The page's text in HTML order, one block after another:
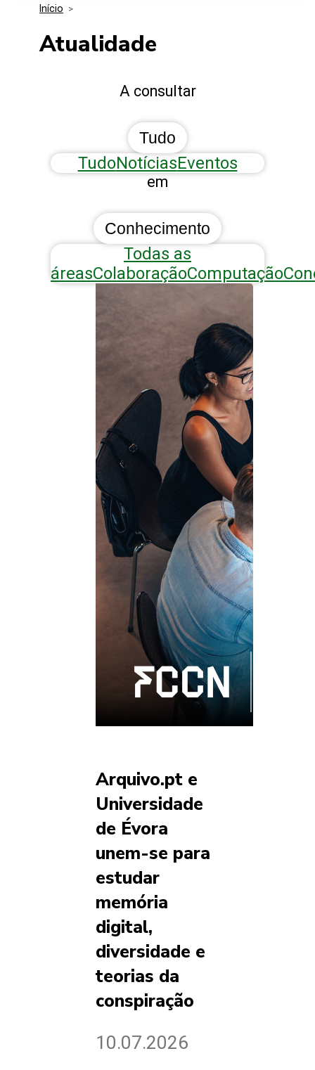
Media Kit
Eventos
Início >
Atualidade
A consultar
Tudo
TudoNotíciasEventos
em
Conhecimento
Todas as
áreasColaboraçãoComputação
Arquivo.pt e
Universidade
de Évora
unem-se para
estudar
memória
digital,
diversidade e
teorias da
conspiração
10.07.2026